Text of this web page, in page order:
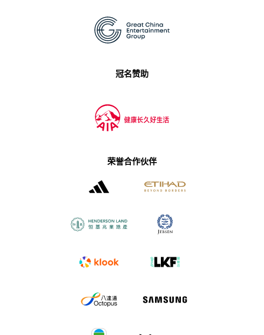
冠名赞助
荣誉合作伙伴